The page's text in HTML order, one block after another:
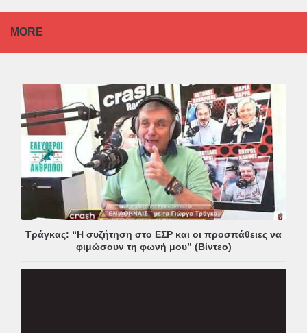
MORE
Τράγκας: “Η συζήτηση στο ΕΣΡ και οι προσπάθειες να
φιμώσουν τη φωνή μου” (Βίντεο)